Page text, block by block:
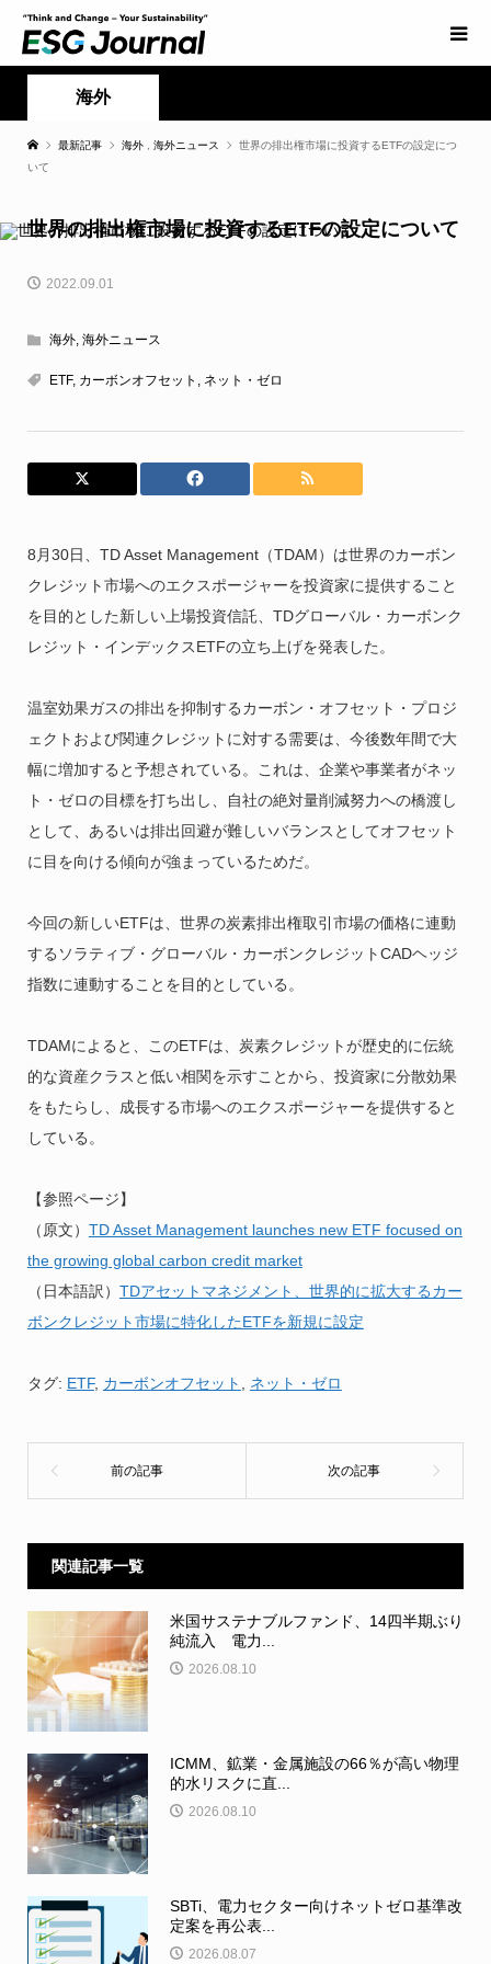
海外
最新記事 海外 海外ニュース
世界の排出権市場に投資するETFの設定につ
いて
世界の排出権市場に投資するETFの設定について
2022.09.01
海外, 海外ニュース
ETF, カーボンオフセット , ネット・ゼロ
8月30日、TD Asset Management（TDAM）は世界のカーボン
クレジット市場へのエクスポージャーを投資家に提供すること
を目的とした新しい上場投資信託、TDグローバル・カーボンク
レジット・インデックスETFの立ち上げを発表した。
温室効果ガスの排出を抑制するカーボン・オフセット・プロジ
ェクトおよび関連クレジットに対する需要は、今後数年間で大
幅に増加すると予想されている。これは、企業や事業者がネッ
ト・ゼロの目標を打ち出し、自社の絶対量削減努力への橋渡し
として、あるいは排出回避が難しいバランスとしてオフセット
に目を向ける傾向が強まっているためだ。
今回の新しいETFは、世界の炭素排出権取引市場の価格に連動
するソラティブ・グローバル・カーボンクレジットCADヘッジ
指数に連動することを目的としている。
TDAMによると、このETFは、炭素クレジットが歴史的に伝統
的な資産クラスと低い相関を示すことから、投資家に分散効果
をもたらし、成長する市場へのエクスポージャーを提供すると
している。
【参照ページ】
（原文） TD Asset Management launches new ETF focused on
the growing global carbon credit market
（日本語訳） TDアセットマネジメント、世界的に拡大するカー
ボンクレジット市場に特化したETFを新規に設定
タグ: ETF, カーボンオフセット ネット・ゼロ
関連記事一覧
米国サステナブルファンド、14四半期ぶり
純流入 電力...
2026.08.10
ICMM、鉱業・金属施設の66％が高い物理
的水リスクに直...
2026.08.10
SBTi、電力セクター向けネットゼロ基準改
定案を再公表...
2026.08.07